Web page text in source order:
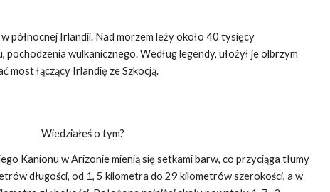
północnej Irlandii. Nad morzem leży około 40 tysięcy
pochodzenia wulkanicznego. Według legendy, ułożył je olbrzym
most łączący Irlandię ze Szkocją.
Wiedziałeś o tym?
Kanionu w Arizonie mienią się setkami barw, co przyciąga tłumy
długości, od 1, 5 kilometra do 29 kilometrów szerokości, a w